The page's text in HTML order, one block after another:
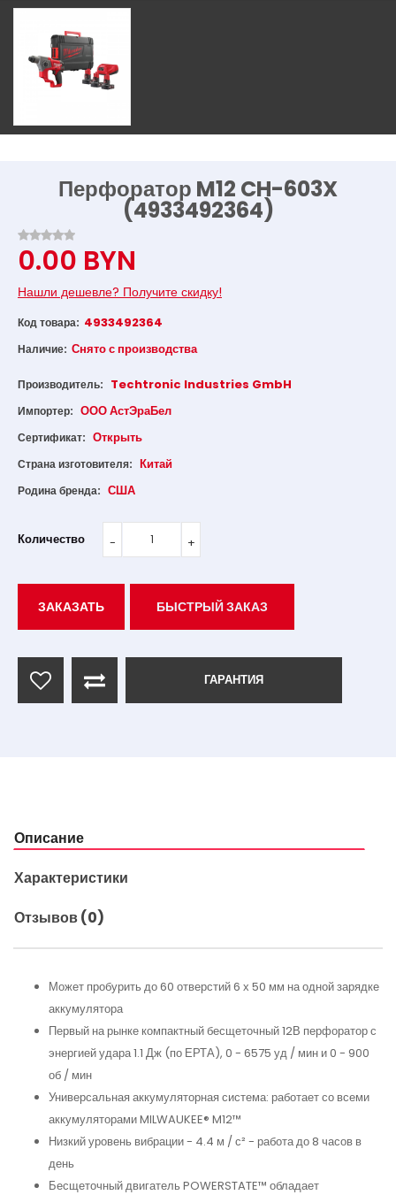
Перфоратор M12 CH-603X
(4933492364)
0.00 BYN
Нашли дешевле? Получите скидку!
Код товара: 4933492364
Наличие: Снято с производства
Производитель: Techtronic Industries GmbH
Импортер: ООО АстЭраБел
Сертификат: Открыть
Страна изготовителя: Китай
Родина бренда: США
Количество
ЗАКАЗАТЬ БЫСТРЫЙ ЗАКАЗ
ГАРАНТИЯ
Описание
Характеристики
Отзывов (0)
Может пробурить до 60 отверстий 6 х 50 мм на одной зарядке
аккумулятора
Первый на рынке компактный бесщеточный 12В перфоратор с
энергией удара 1.1 Дж (по ЕРТА), 0 - 6575 уд / мин и 0 - 900
об / мин
Универсальная аккумуляторная система: работает со всеми
аккумуляторами MILWAUKEE® M12™
Низкий уровень вибрации - 4.4 м / с² - работа до 8 часов в
день
Бесщеточный двигатель POWERSTATE™ обладает